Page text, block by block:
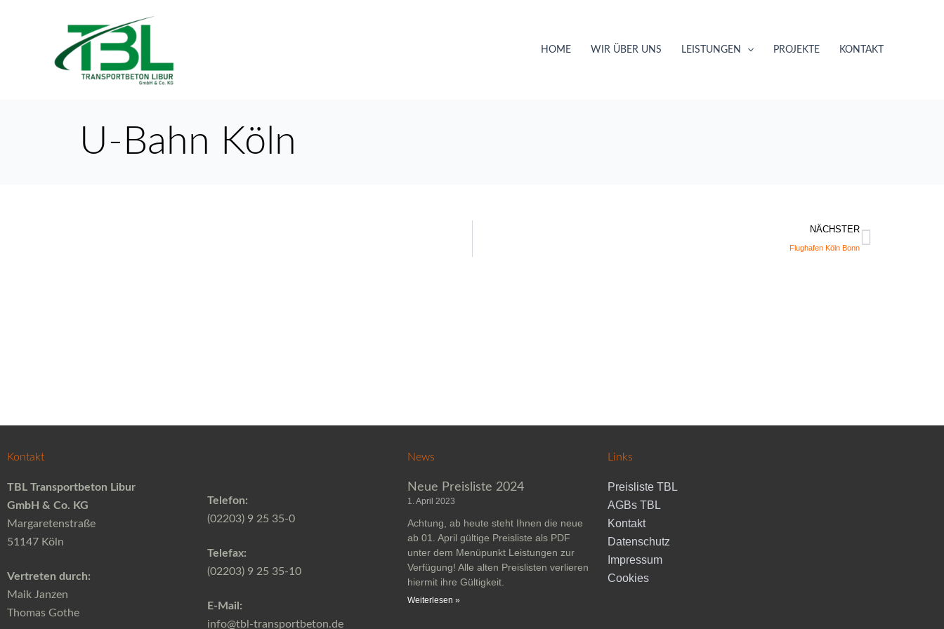
HOME WIR ÜBER UNS LEISTUNGEN PROJEKTE KONTAKT
U-Bahn Köln
NÄCHSTER
Flughafen Köln Bonn
Kontakt
TBL Transportbeton Libur
GmbH & Co. KG
Margaretenstraße
51147 Köln
Vertreten durch:
Maik Janzen
Thomas Gothe
Telefon:
(02203) 9 25 35-0
Telefax:
(02203) 9 25 35-10
E-Mail:
info@tbl-transportbeton.de
News
Neue Preisliste 2024
1. April 2023
Achtung, ab heute steht Ihnen die neue
ab 01. April gültige Preisliste als PDF
unter dem Menüpunkt Leistungen zur
Verfügung! Alle alten Preislisten verlieren
hiermit ihre Gültigkeit.
Weiterlesen »
Links
Preisliste TBL
AGBs TBL
Kontakt
Datenschutz
Impressum
Cookies